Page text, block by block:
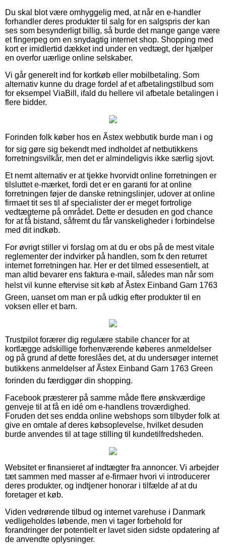
Du skal blot være omhyggelig med, at når en e-handler
forhandler deres produkter til salg for en salgspris der kan
ses som besynderligt billig, så burde det mange gange være
et fingerpeg om en snydagtig internet shop. Shopping med
kort er imidlertid dækket ind under en vedtægt, der hjælper
en overfor uærlige online selskaber.
Vi går generelt ind for kortkøb eller mobilbetaling. Som
alternativ kunne du drage fordel af et afbetalingstilbud som
for eksempel ViaBill, ifald du hellere vil afbetale betalingen i
flere bidder.
Forinden folk køber hos en Ãstex webbutik burde man i og
for sig gøre sig bekendt med indholdet af netbutikkens
forretningsvilkår, men det er almindeligvis ikke særlig sjovt.
Et nemt alternativ er at tjekke hvorvidt online forretningen er
tilsluttet e-mærket, fordi det er en garanti for at online
forretningen føjer de danske retningslinjer, udover at online
firmaet tit ses til af specialister der er meget fortrolige
vedtægterne på området. Dette er desuden en god chance
for at få bistand, såfremt du får vanskeligheder i forbindelse
med dit indkøb.
For øvrigt stiller vi forslag om at du er obs på de mest vitale
reglementer der indvirker på handlen, som fx den returret
internet forretningen har. Her er det tilmed essesentielt, at
man altid bevarer ens faktura e-mail, således man når som
helst vil kunne eftervise sit køb af Ãstex Einband Garn 1763
Green, uanset om man er på udkig efter produkter til en
voksen eller et barn.
Trustpilot forærer dig regulære stabile chancer for at
kortlægge adskillige forhenværende køberes anmeldelser
og på grund af dette foreslåes det, at du undersøger internet
butikkens anmeldelser af Ãstex Einband Garn 1763 Green
forinden du færdiggør din shopping.
Facebook præsterer på samme måde flere ønskværdige
genveje til at få en idé om e-handlens troværdighed.
Foruden det ses endda online webshops som tilbyder folk at
give en omtale af deres købsoplevelse, hvilket desuden
burde anvendes til at tage stilling til kundetilfredsheden.
Websitet er finansieret af indtægter fra annoncer. Vi arbejder
tæt sammen med masser af e-firmaer hvori vi introducerer
deres produkter, og indtjener honorar i tilfælde af at du
foretager et køb.
Viden vedrørende tilbud og internet varehuse i Danmark
vedligeholdes løbende, men vi tager forbehold for
forandringer der potentielt er lavet siden sidste opdatering af
de anvendte oplysninger.